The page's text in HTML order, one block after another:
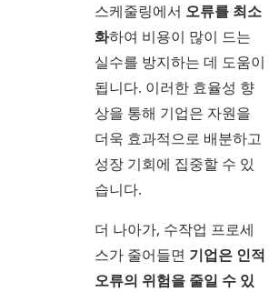
스케줄링에서 오류를 최소
화하여 비용이 많이 드는
실수를 방지하는 데 도움이
됩니다. 이러한 효율성 향
상을 통해 기업은 자원을
더욱 효과적으로 배분하고
성장 기회에 집중할 수 있
습니다.
더 나아가, 수작업 프로세
스가 줄어들면 기업은 인적
오류의 위험을 줄일 수 있